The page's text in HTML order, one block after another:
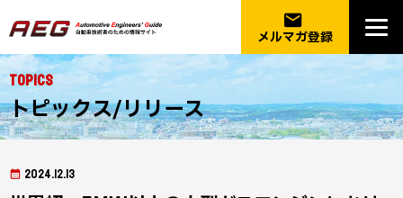
email
メルマガ登録
Topics
トピックス/リリース
2024.12.13